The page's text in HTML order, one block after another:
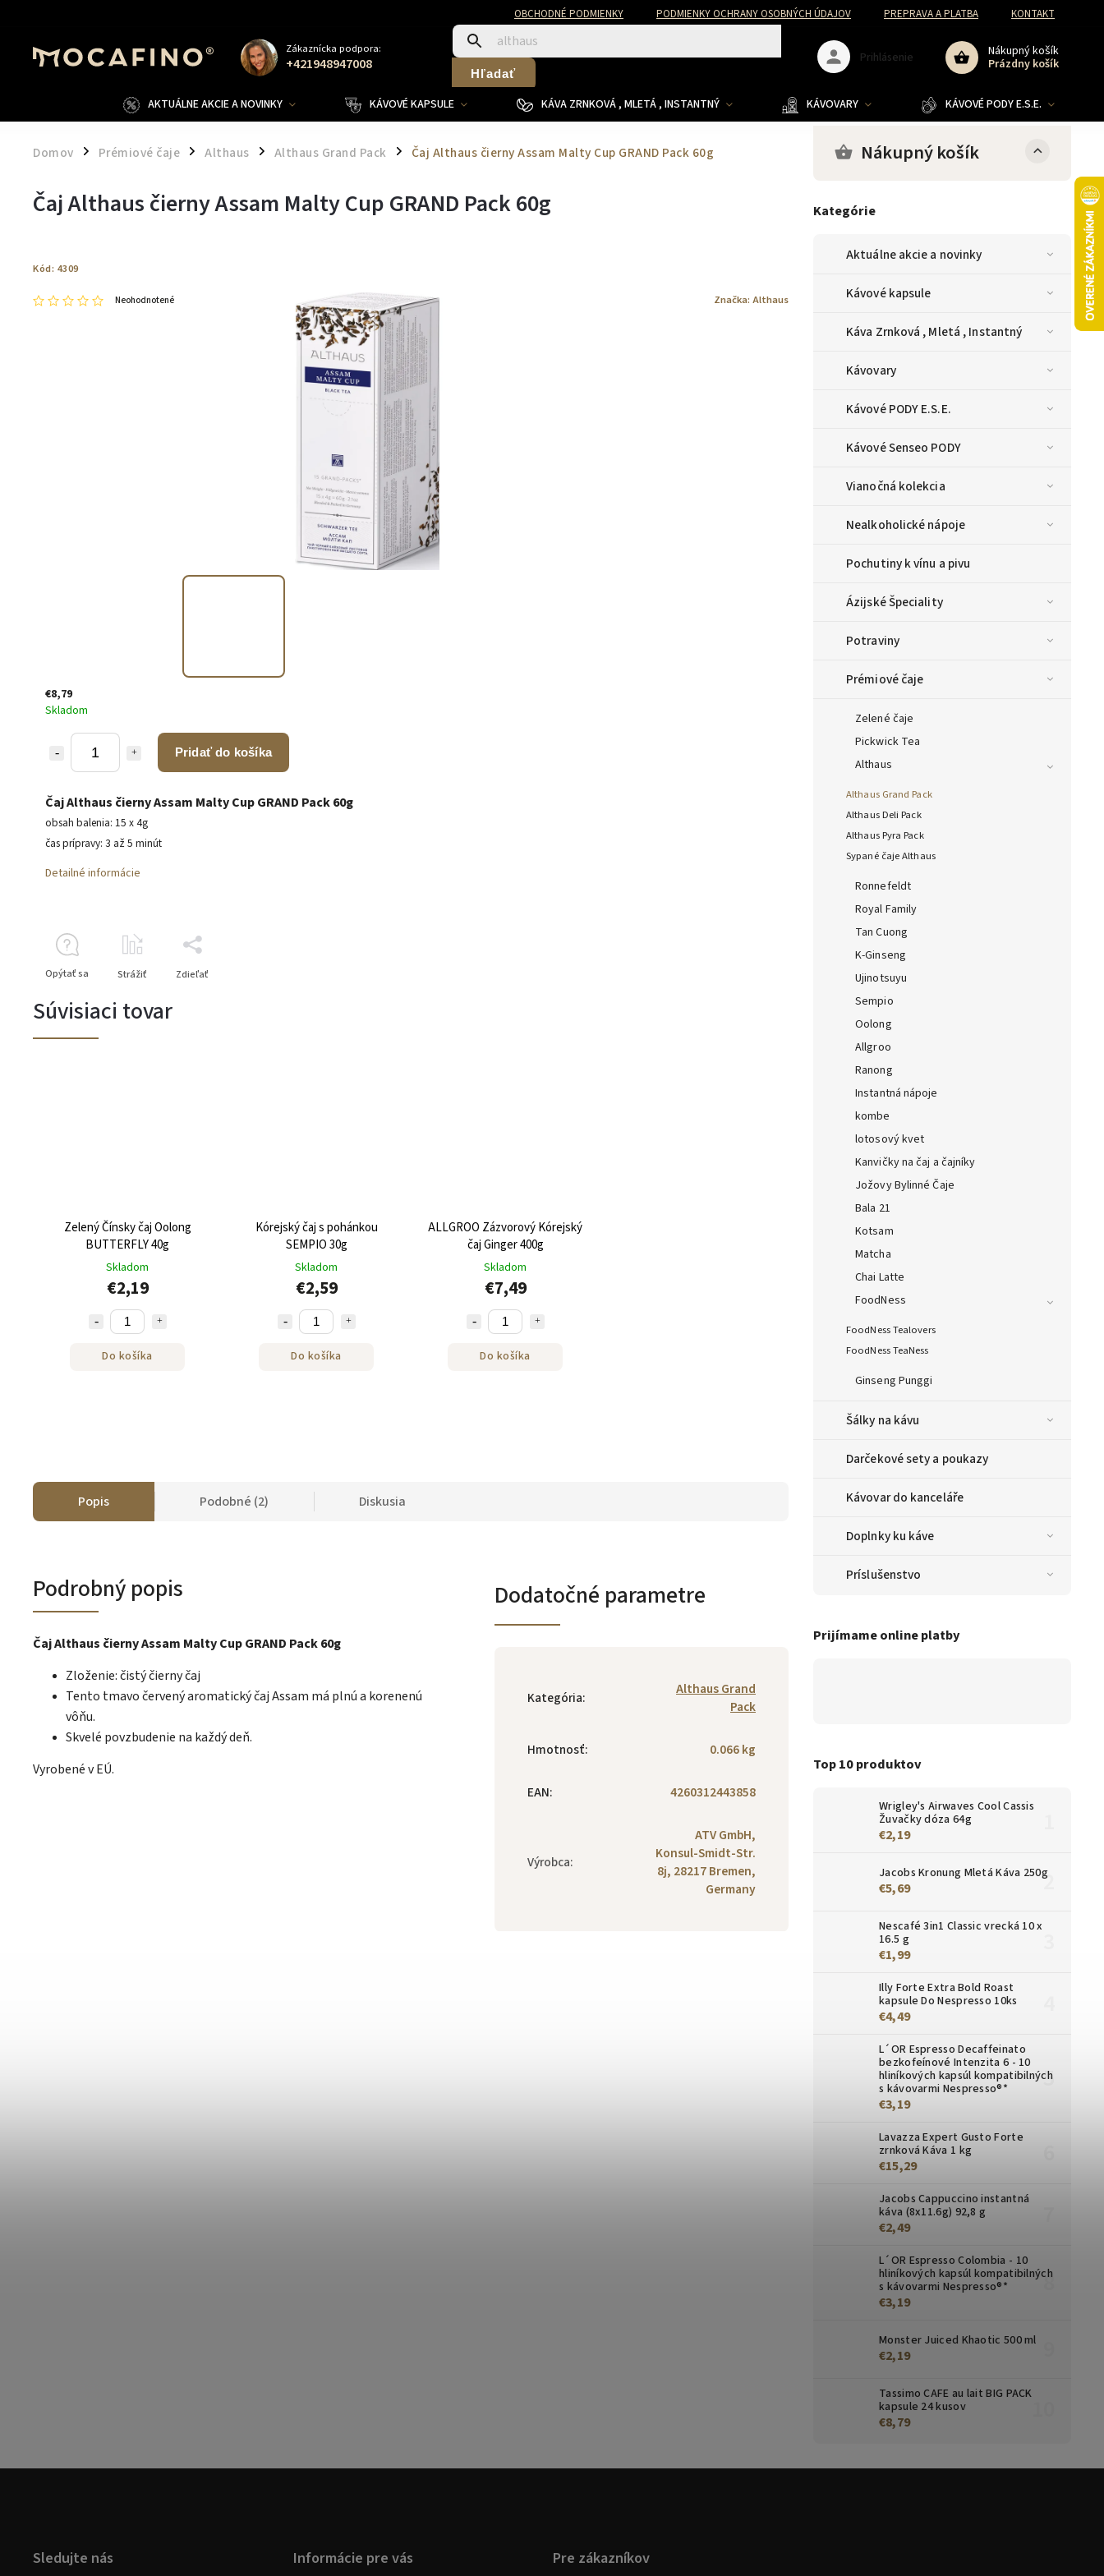
OBCHODNÉ PODMIENKY PODMIENKY OCHRANY OSOBNÝCH ÚDAJOV PREPRAVA A PLATBA KONTAKT
Zákaznícka podpora:
+421948947008 Hľadať
Nákupný košík
Prázdny košík
Prihlásenie
AKTUÁLNE AKCIE A NOVINKY KÁVOVÉ KAPSULE KÁVA ZRNKOVÁ , MLETÁ , INSTANTNÝ KÁVOVARY KÁVOVÉ PODY E.S.E.
Domov / Prémiové čaje / Althaus / Althaus Grand Pack / Čaj Althaus čierny Assam Malty Cup GRAND Pack 60g Nákupný košík
Kategórie
Aktuálne akcie a novinky
Kávové kapsule
Káva Zrnková , Mletá , Instantný
Kávovary
Kávové PODY E.S.E.
Kávové Senseo PODY
Vianočná kolekcia
Nealkoholické nápoje
Pochutiny k vínu a pivu
Ázijské Špeciality
Potraviny
Prémiové čaje
Zelené čaje
Pickwick Tea
Althaus
Althaus Grand Pack
Althaus Deli Pack
Althaus Pyra Pack
Sypané čaje Althaus
Ronnefeldt
Royal Family
Tan Cuong
K-Ginseng
Ujinotsuyu
Sempio
Oolong
Allgroo
Ranong
Instantná nápoje
kombe
lotosový kvet
Kanvičky na čaj a čajníky
Jožovy Bylinné Čaje
Bala 21
Kotsam
Matcha
Chai Latte
FoodNess
FoodNess Tealovers
FoodNess TeaNess
Ginseng Punggi
Šálky na kávu
Darčekové sety a poukazy
Kávovar do kanceláře
Doplnky ku káve
Príslušenstvo
Prijímame online platby
Top 10 produktov
Wrigley's Airwaves Cool Cassis
Žuvačky dóza 64g
€2,19
Jacobs Kronung Mletá Káva 250g
€5,69
Nescafé 3in1 Classic vrecká 10 x
16.5 g
€1,99
Illy Forte Extra Bold Roast
kapsule Do Nespresso 10ks
€4,49
L´OR Espresso Decaffeinato
bezkofeínové Intenzita 6 - 10
hliníkových kapsúl kompatibilných
s kávovarmi Nespresso®*
€3,19
Lavazza Expert Gusto Forte
zrnková Káva 1 kg
€15,29
Jacobs Cappuccino instantná
káva (8x11.6g) 92,8 g
€2,49
L´OR Espresso Colombia - 10
hliníkových kapsúl kompatibilných
s kávovarmi Nespresso®*
€3,19
Monster Juiced Khaotic 500 ml
€2,19
Tassimo CAFE au lait BIG PACK
kapsule 24 kusov
€8,79
Čaj Althaus čierny Assam Malty Cup GRAND Pack 60g
Kód: 4309
Neohodnotené Značka: Althaus
€8,79
Skladom
Pridať do košíka
Čaj Althaus čierny Assam Malty Cup GRAND Pack 60g
obsah balenia: 15 x 4g
čas prípravy: 3 až 5 minút
Detailné informácie
Opýtať sa Strážiť Zdieľať
Súvisiaci tovar
Zelený Čínsky čaj Oolong
BUTTERFLY 40g
Skladom
€2,19
Do košíka
Kórejský čaj s pohánkou
SEMPIO 30g
Skladom
€2,59
Do košíka
ALLGROO Zázvorový Kórejský
čaj Ginger 400g
Skladom
€7,49
Do košíka
Popis Podobné (2) Diskusia
Podrobný popis
Čaj Althaus čierny Assam Malty Cup GRAND Pack 60g
Zloženie: čistý čierny čaj
Tento tmavo červený aromatický čaj Assam má plnú a korenenú
vôňu.
Skvelé povzbudenie na každý deň.
Vyrobené v EÚ.
Dodatočné parametre
Kategória:
Althaus Grand
Pack
Hmotnosť: 0.066 kg
EAN: 4260312443858
Výrobca:
ATV GmbH,
Konsul-Smidt-Str.
8j, 28217 Bremen,
Germany
Sledujte nás Informácie pre vás Pre zákazníkov